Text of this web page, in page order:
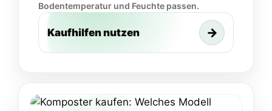
Bodentemperatur und Feuchte passen.
Kaufhilfen nutzen →